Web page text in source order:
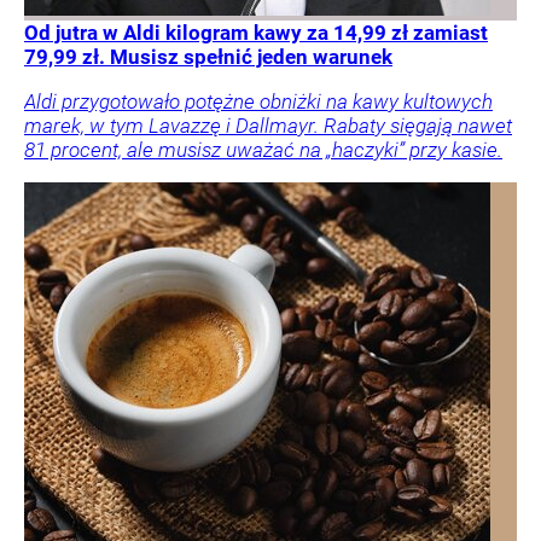
Od jutra w Aldi kilogram kawy za 14,99 zł zamiast
79,99 zł. Musisz spełnić jeden warunek
Aldi przygotowało potężne obniżki na kawy kultowych
marek, w tym Lavazzę i Dallmayr. Rabaty sięgają nawet
81 procent, ale musisz uważać na „haczyki” przy kasie.